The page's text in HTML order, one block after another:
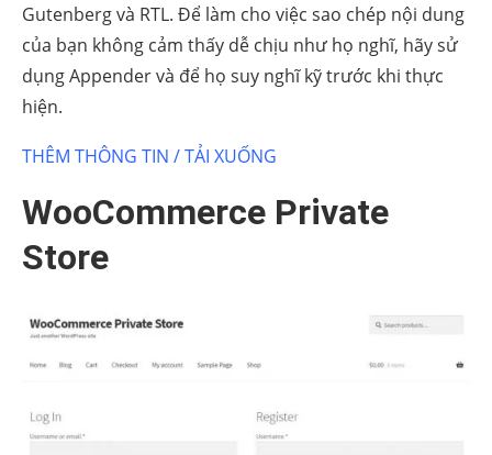
Gutenberg và RTL. Để làm cho việc sao chép nội dung
của bạn không cảm thấy dễ chịu như họ nghĩ, hãy sử
dụng Appender và để họ suy nghĩ kỹ trước khi thực
hiện.
THÊM THÔNG TIN / TẢI XUỐNG
WooCommerce Private
Store